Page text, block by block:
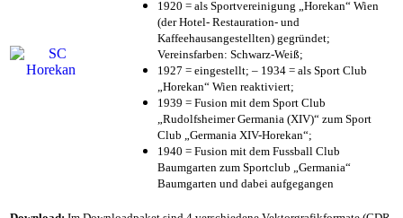
1920 = als Sportvereinigung „Horekan“ Wien
(der Hotel- Restauration- und
Kaffeehausangestellten) gegründet;
Vereinsfarben: Schwarz-Weiß;
1927 = eingestellt; – 1934 = als Sport Club
„Horekan“ Wien reaktiviert;
1939 = Fusion mit dem Sport Club
„Rudolfsheimer Germania (XIV)“ zum Sport
Club „Germania XIV-Horekan“;
1940 = Fusion mit dem Fussball Club
Baumgarten zum Sportclub „Germania“
Baumgarten und dabei aufgegangen